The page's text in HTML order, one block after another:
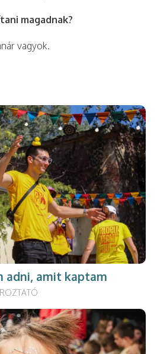
magadnak?
vagyok.
adni, amit kaptam